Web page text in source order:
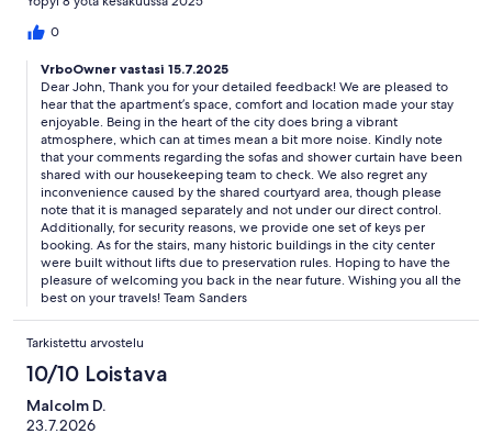
Nyhaven, The metro, Magasin Du Nord Shopping and the main
shopping street of Stroget etc.Cons ( No fault of the owners but
location of the apartment does mean there is a lot of noise from
the streets and cafe just below and from cafe staff in the
courtyard at the back.(I will be honest and say that we were
lucky with wonderful weather but this meant having windows
open as the apartment was hot - noise levels not so bad when
windows closed).There are a lot of stairs! and no lift so if you
have any mobility issues be aware. The entrance area which is
right by the cafe bins wasnt the most pleasant entry route.Some
things that need approving:Both settees were stained one
quite badly and it had a tear. I note this was mentioned in a
review earlier so really needs addressing.The shower curtain
was also badly stained at the bottom so could do with replacing.
Neither of these are deal breakers but just give an air of lack of
fobs would be good as well.
0
VrboOwner vastasi 15.7.2025
Dear John, Thank you for your detailed feedback! We are pleased to
hear that the apartment’s space, comfort and location made your stay
enjoyable. Being in the heart of the city does bring a vibrant
atmosphere, which can at times mean a bit more noise. Kindly note
that your comments regarding the sofas and shower curtain have been
shared with our housekeeping team to check. We also regret any
inconvenience caused by the shared courtyard area, though please
note that it is managed separately and not under our direct control.
Additionally, for security reasons, we provide one set of keys per
booking. As for the stairs, many historic buildings in the city center
were built without lifts due to preservation rules. Hoping to have the
pleasure of welcoming you back in the near future. Wishing you all the
best on your travels! Team Sanders
Tarkistettu arvostelu
10/10 Loistava
Malcolm D.
23.7.2026